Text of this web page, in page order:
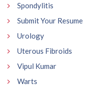
Spondylitis
Submit Your Resume
Urology
Uterous Fibroids
Vipul Kumar
Warts